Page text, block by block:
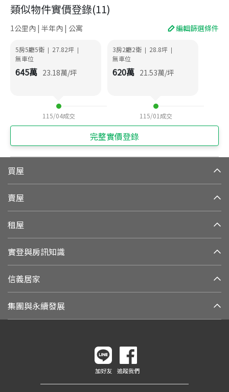
類似物件實價登錄(11)
1公里內 | 半年內 | 公寓 編輯篩選條件
5房5廳5衛 | 27.82坪 |
無車位
645萬 23.18萬/坪
115/04成交
3房2廳2衛 | 28.8坪 |
無車位
620萬 21.53萬/坪
115/01 成交
完整實價登錄
買屋
賣屋
租屋
實登與房訊知識
信義居家
集團與永續發展
加好友 追蹤我們